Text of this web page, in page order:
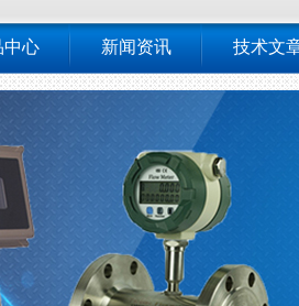
中心 新闻资讯 技术文